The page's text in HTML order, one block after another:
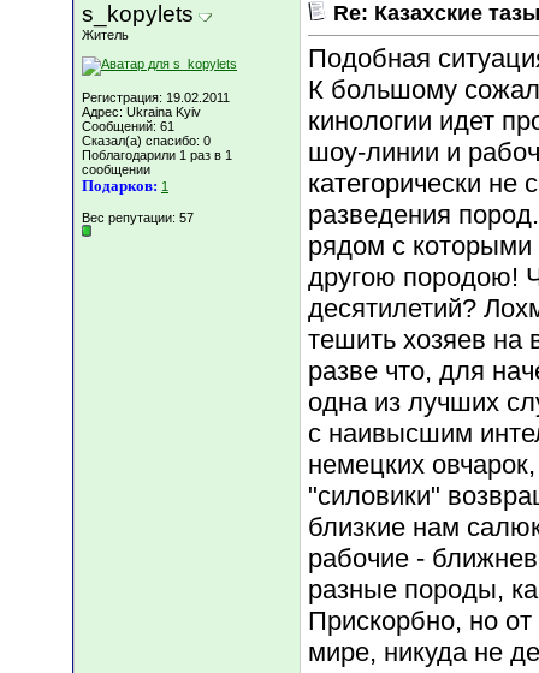
s_kopylets
Житель
Регистрация: 19.02.2011
Адрес: Ukraina Kyiv
Сообщений: 61
Сказал(а) спасибо: 0
Поблагодарили 1 раз в 1
сообщении
Подарков: 1
Вес репутации: 57
Re: Казахские
Подобная
К большому
кинологии идет
шоу-линии и
категорически
разведения
рядом с которыми
другою породою!
десятилетий?
тешить хозяев на
разве что, для
одна из лучших
с наивысшим
немецких
"силовики"
близкие нам
рабочие -
разные породы,
Прискорбно, но
мире, никуда не